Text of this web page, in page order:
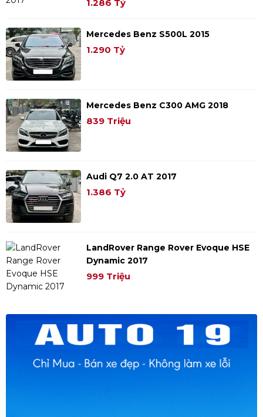
1.286 Tỷ
Mercedes Benz S500L 2015
1.290 Tỷ
Mercedes Benz C300 AMG 2018
839 Triệu
Audi Q7 2.0 AT 2017
1.386 Tỷ
LandRover Range Rover Evoque HSE
Dynamic 2017
999 Triệu